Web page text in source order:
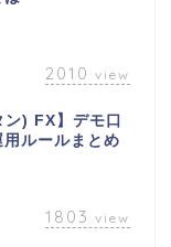
2010 view
) FX】デモ口
ルールまとめ
1803 view